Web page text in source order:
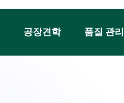
공장견학 품질 관리